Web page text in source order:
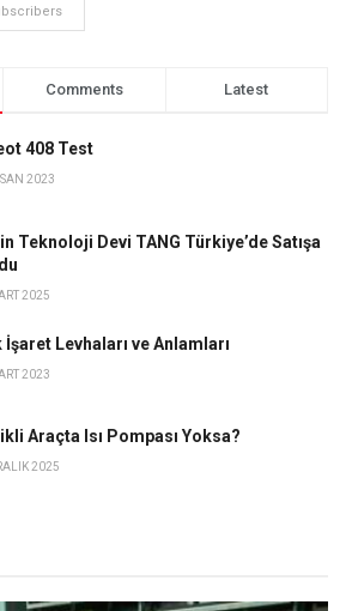
Comments Latest
408 Test
2023
Teknoloji Devi TANG Türkiye’de Satışa
2025
Levhaları ve Anlamları
2023
Araçta Isı Pompası Yoksa?
2025